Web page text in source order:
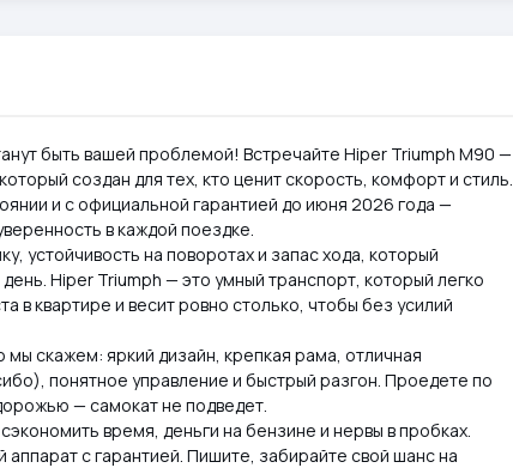
быть вашей проблемой! Встречайте Hiper Triumph M90 —
создан для тех, кто ценит скорость, комфорт и стиль.
и с официальной гарантией до июня 2026 года —
в каждой поездке.
устойчивость на поворотах и запас хода, который
Hiper Triumph — это умный транспорт, который легко
в квартире и весит ровно столько, чтобы без усилий
скажем: яркий дизайн, крепкая рама, отличная
понятное управление и быстрый разгон. Проедете по
— самокат не подведет.
время, деньги на бензине и нервы в пробках.
с гарантией. Пишите, забирайте свой шанс на